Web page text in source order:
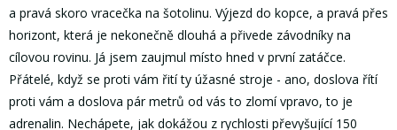
a pravá skoro vracečka na šotolinu. Výjezd do kopce, a pravá přes
horizont, která je nekonečně dlouhá a přivede závodníky na
cílovou rovinu. Já jsem zaujmul místo hned v první zatáčce.
Přátelé, když se proti vám řití ty úžasné stroje - ano, doslova řítí
proti vám a doslova pár metrů od vás to zlomí vpravo, to je
adrenalin. Nechápete, jak dokážou z rychlosti převyšující 150